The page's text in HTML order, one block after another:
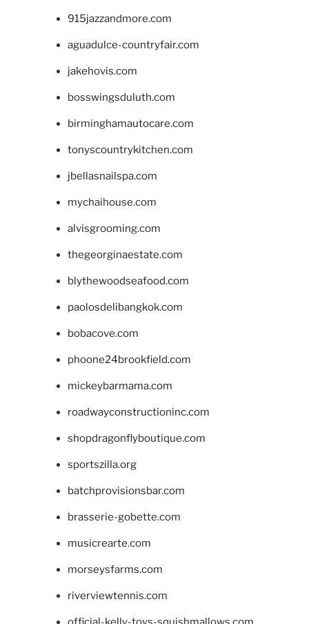
915jazzandmore.com
aguadulce-countryfair.com
jakehovis.com
bosswingsduluth.com
birminghamautocare.com
tonyscountrykitchen.com
jbellasnailspa.com
mychaihouse.com
alvisgrooming.com
thegeorginaestate.com
blythewoodseafood.com
paolosdelibangkok.com
bobacove.com
phoone24brookfield.com
mickeybarmama.com
roadwayconstructioninc.com
shopdragonflyboutique.com
sportszilla.org
batchprovisionsbar.com
brasserie-gobette.com
musicrearte.com
morseysfarms.com
riverviewtennis.com